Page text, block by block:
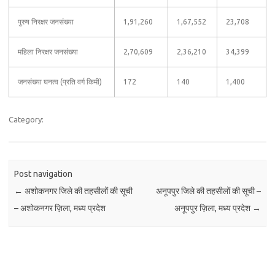
पुरुष निरक्षर जनसंख्या 1,91,260 1,67,552 23,708
महिला निरक्षर जनसंख्या 2,70,609 2,36,210 34,399
जनसंख्या घनत्व (प्रति वर्ग किमी) 172 140 1,400
Category:
Post navigation
← अशोकनगर जिले की तहसीलों की सूची
– अशोकनगर ज़िला, मध्य प्रदेश
अनूपपुर जिले की तहसीलों की सूची –
अनूपपुर ज़िला, मध्य प्रदेश →